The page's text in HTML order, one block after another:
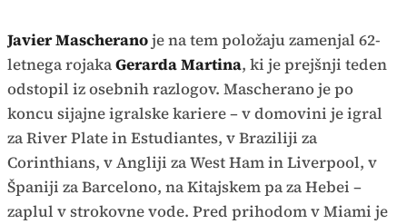
Javier Mascheranoje na tem položaju zamenjal 62-
letnega rojakaGerarda Martina, ki je prejšnji teden
odstopil iz osebnih razlogov. Mascherano je po
koncu sijajne igralske kariere – v domovini je igral
za River Plate in Estudiantes, v Braziliji za
Corinthians, v Angliji za West Ham in Liverpool, v
Španiji za Barcelono, na Kitajskem pa za Hebei –
zaplul v strokovne vode. Pred prihodom v Miami je